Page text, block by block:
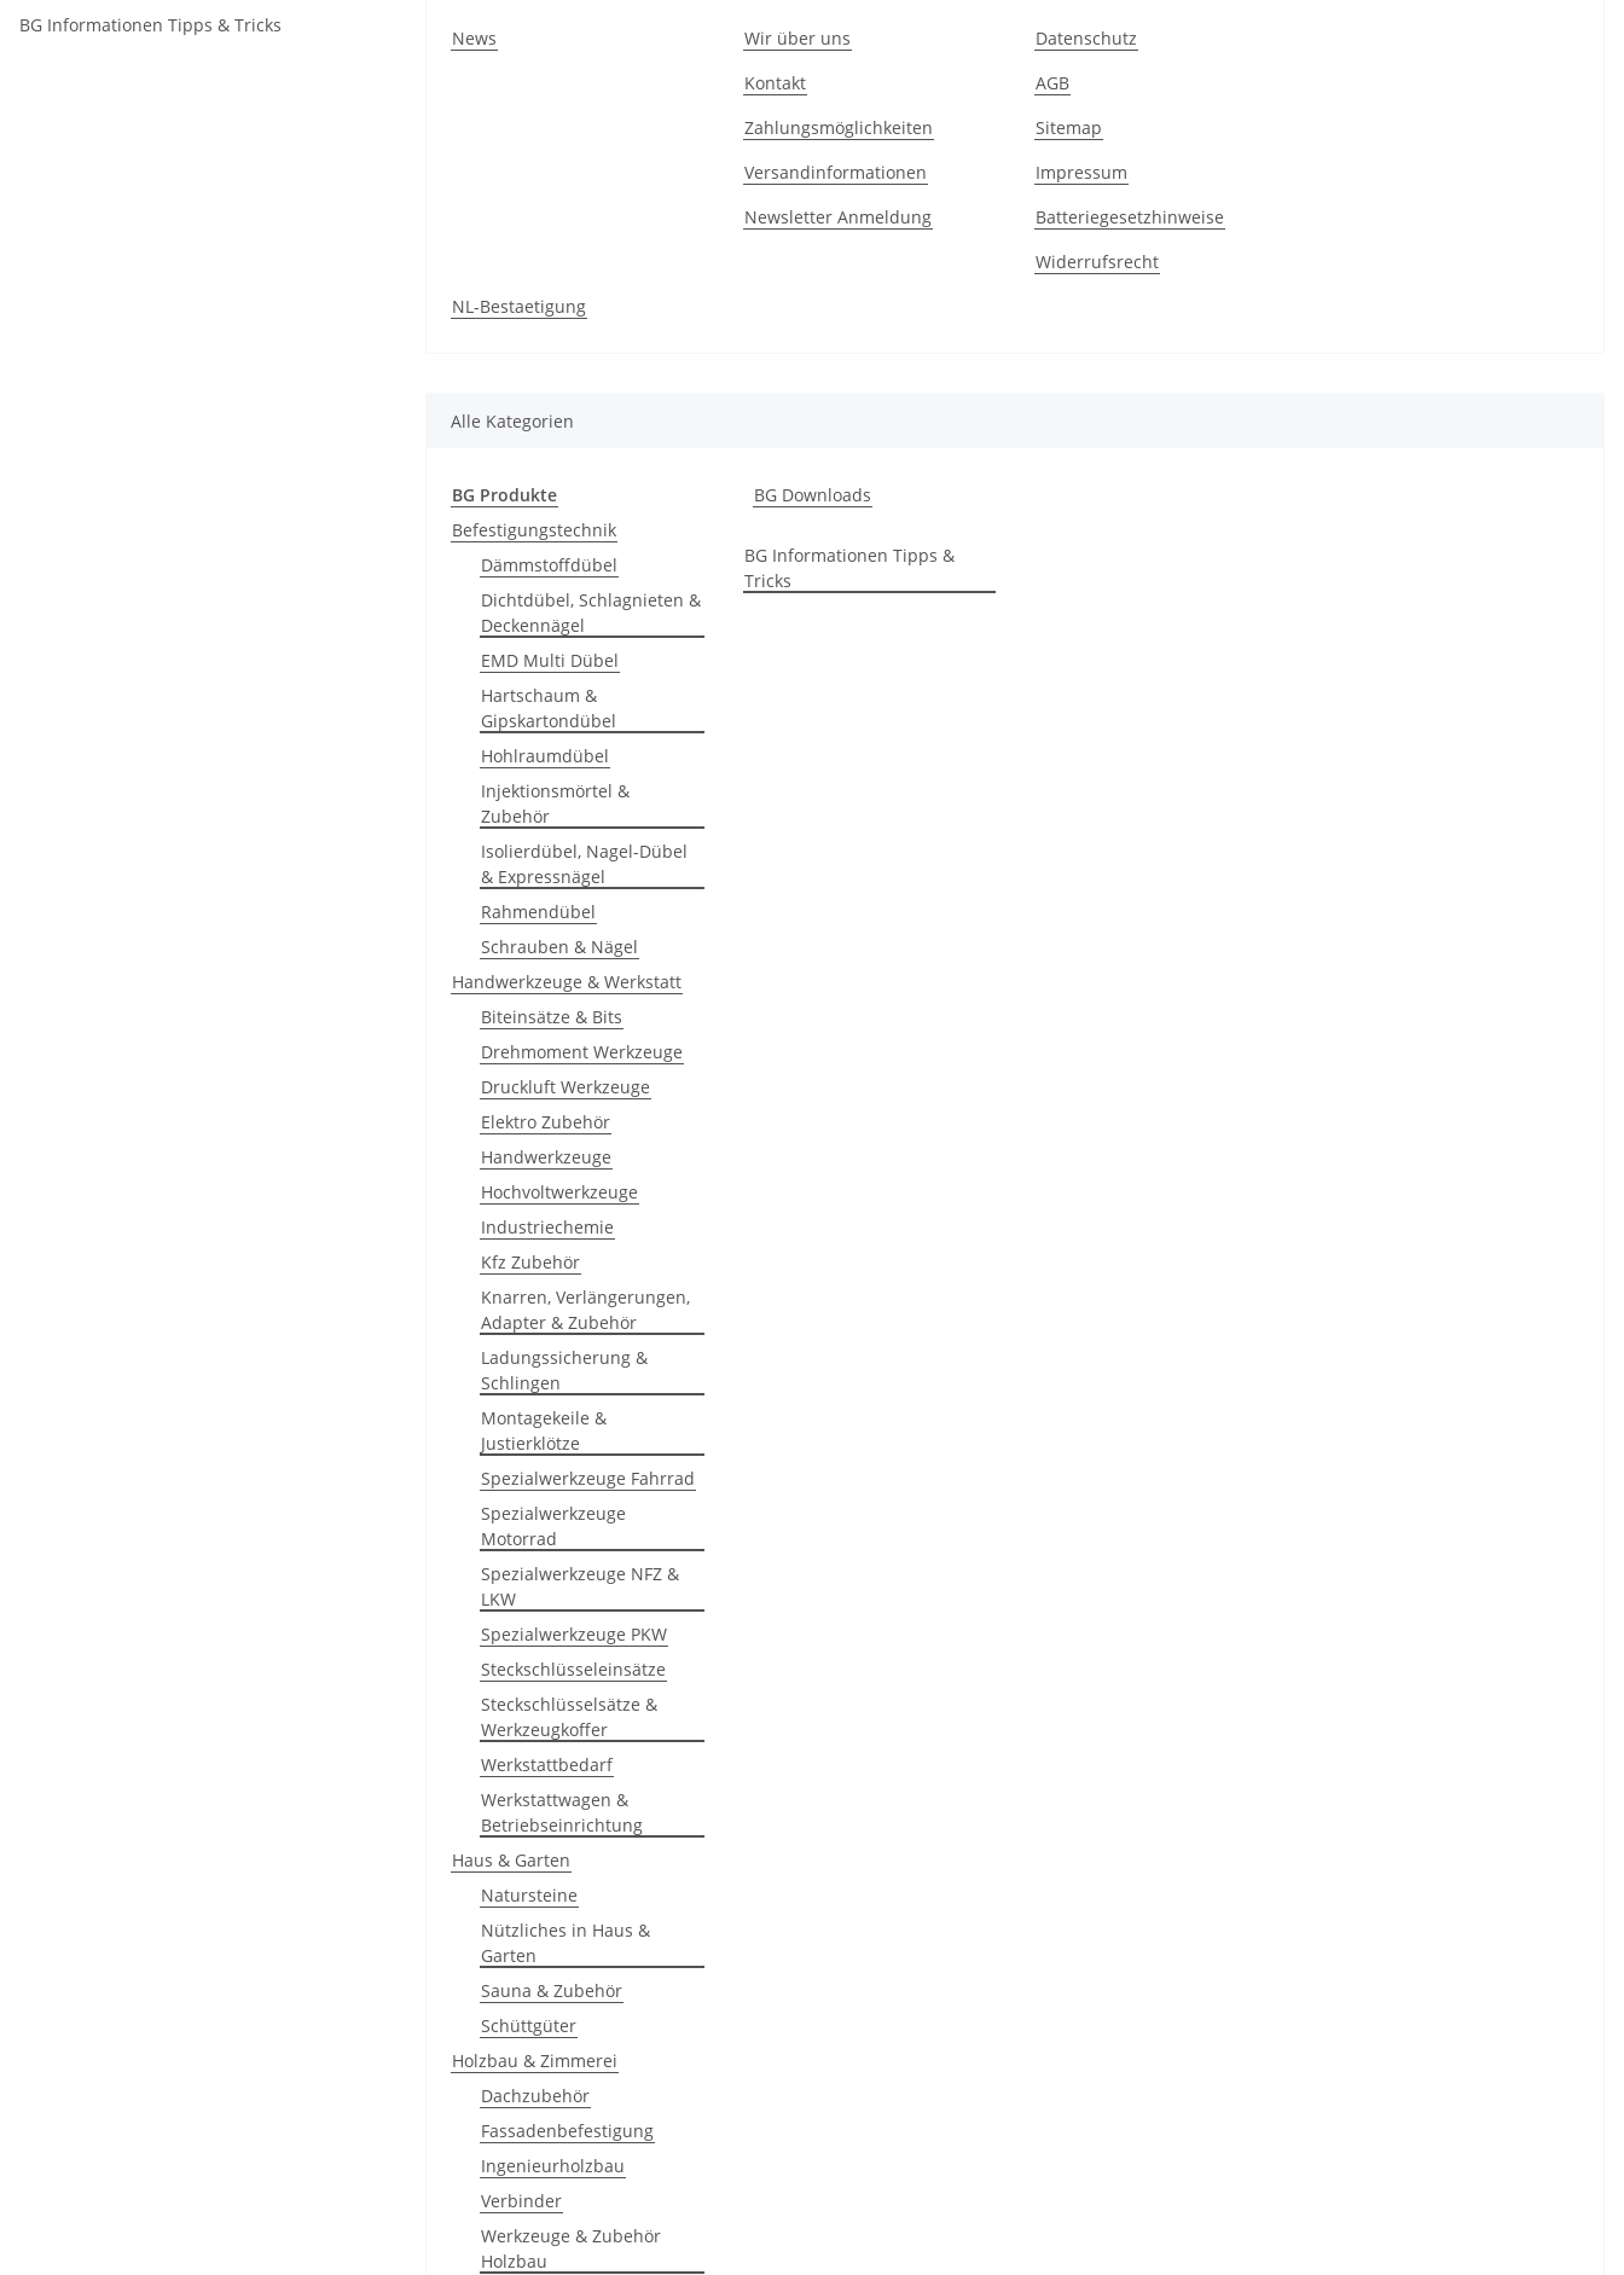
News
Wir über uns
Kontakt
Zahlungsmöglichkeiten
Versandinformationen
Newsletter Anmeldung
Datenschutz
AGB
Sitemap
Impressum
Batteriegesetzhinweise
Widerrufsrecht
NL-Bestaetigung
Alle Kategorien
BG Produkte
Befestigungstechnik
Dämmstoffdübel
Dichtdübel, Schlagnieten &
Deckennägel
EMD Multi Dübel
Hartschaum &
Gipskartondübel
Hohlraumdübel
Injektionsmörtel &
Zubehör
Isolierdübel, Nagel-Dübel
& Expressnägel
Rahmendübel
Schrauben & Nägel
Handwerkzeuge & Werkstatt
Biteinsätze & Bits
Drehmoment Werkzeuge
Druckluft Werkzeuge
Elektro Zubehör
Handwerkzeuge
Hochvoltwerkzeuge
Industriechemie
Kfz Zubehör
Knarren, Verlängerungen,
Adapter & Zubehör
Ladungssicherung &
Schlingen
Montagekeile &
Justierklötze
Spezialwerkzeuge Fahrrad
Spezialwerkzeuge
Motorrad
Spezialwerkzeuge NFZ &
LKW
Spezialwerkzeuge PKW
Steckschlüsseleinsätze
Steckschlüsselsätze &
Werkzeugkoffer
Werkstattbedarf
Werkstattwagen &
Betriebseinrichtung
Haus & Garten
Natursteine
Nützliches in Haus &
Garten
Sauna & Zubehör
Schüttgüter
Holzbau & Zimmerei
Dachzubehör
Fassadenbefestigung
Ingenieurholzbau
Verbinder
Werkzeuge & Zubehör
Holzbau
BG Downloads
BG Informationen Tipps &
Tricks
BG Informationen Tipps & Tricks